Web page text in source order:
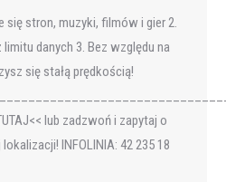
się stron, muzyki, filmów i gier 2.
danych 3. Bez względu na
się stałą prędkością!
lub zadzwoń i zapytaj o
INFOLINIA: 42 235 18